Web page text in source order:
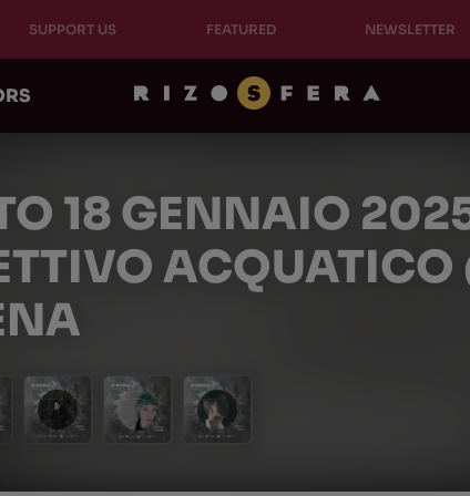
SUPPORT US FEATURED NEWSLETTER
18 GENNAIO
ACQUATICO